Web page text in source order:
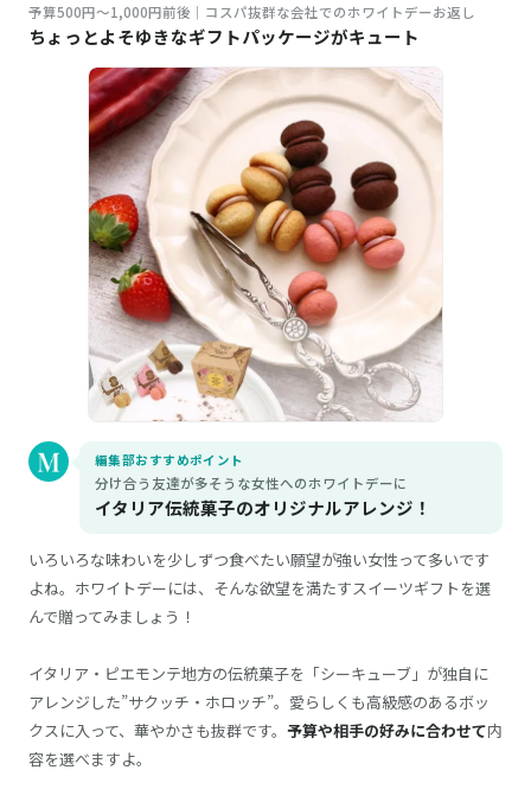
予算500円～1,000円前後｜コスパ抜群な会社でのホワイトデーお返し
ちょっとよそゆきなギフトパッケージがキュート
編集部おすすめポイント
分け合う友達が多そうな女性へのホワイトデーに
イタリア伝統菓子のオリジナルアレンジ！
いろいろな味わいを少しずつ食べたい願望が強い女性って多いです
よね。ホワイトデーには、そんな欲望を満たすスイーツギフトを選
んで贈ってみましょう！
イタリア・ピエモンテ地方の伝統菓子を「シーキューブ」が独自に
アレンジした”サクッチ・ホロッチ”。愛らしくも高級感のあるボッ
クスに入って、華やかさも抜群です。 予算や相手の好みに合わせて内
容を選べますよ。